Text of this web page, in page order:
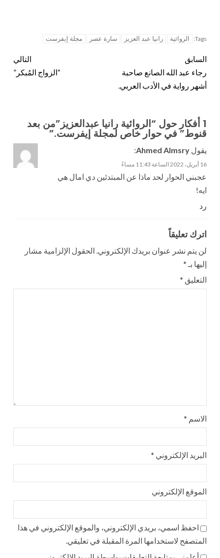
Tags: الروائية رانيا عبد العزيز سارة عصر مجلة إيفرست
السابق
رجاء عبد الله الصانع صاحبة
أشهر رواية في الأدب العربي.
التالي
“الزواج المُبكر”
1 أفكار حول “ الروائية رانيا عبدالعزيز”من بعد
قنوط” في حوار خاص لمجلة إيفرست.”
يقول Ahmed Almsry
:
16 أبريل، 2022 الساعة 11:43 مساءً
عجبني الحوار لحد ماذا عن المبتدئين دي امال هي
ايه!
رد
اترك تعليقاً
لن يتم نشر عنوان بريدك الإلكتروني. الحقول الإلزامية مشار
إليها بـ *
التعليق *
الاسم *
البريد الإلكتروني *
الموقع الإلكتروني
احفظ اسمي، بريدي الإلكتروني، والموقع الإلكتروني في هذا
المتصفح لاستخدامها المرة المقبلة في تعليقي.